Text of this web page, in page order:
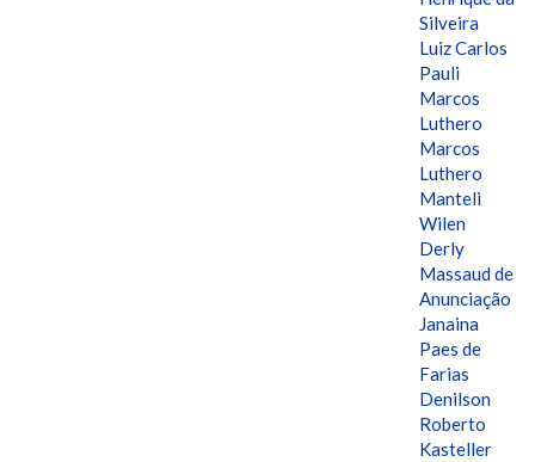
Silveira
Luiz Carlos
Pauli
Marcos
Luthero
Marcos
Luthero
Manteli
Wilen
Derly
Massaud de
Anunciação
Janaina
Paes de
Farias
Denilson
Roberto
Kasteller